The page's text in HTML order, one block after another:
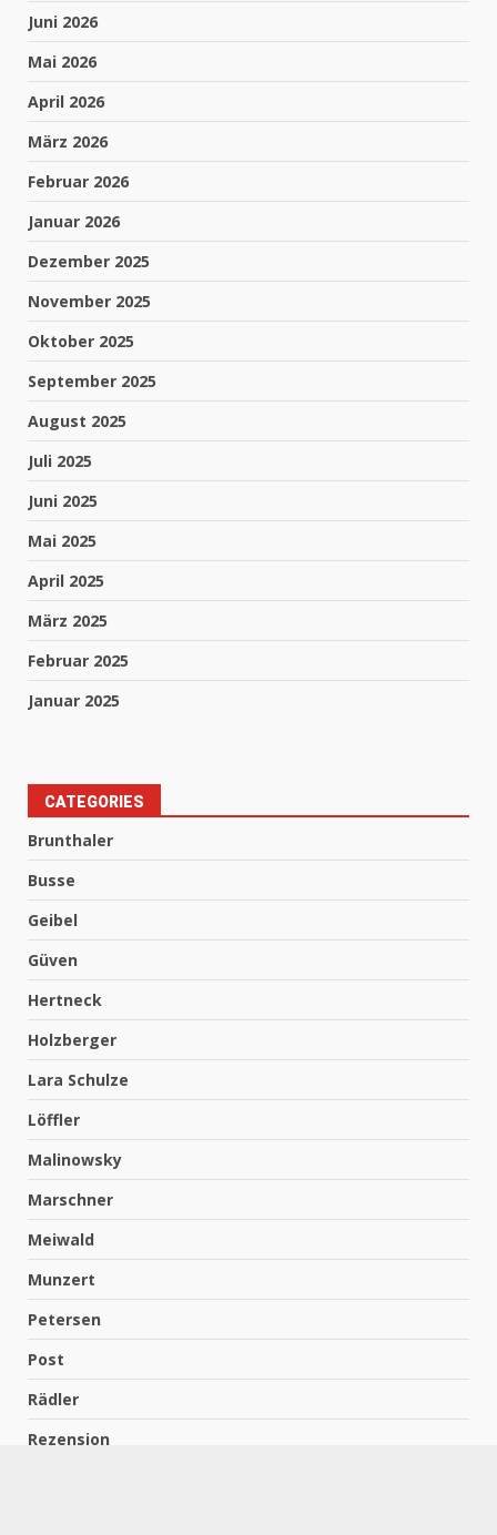
Juni 2026
Mai 2026
April 2026
März 2026
Februar 2026
Januar 2026
Dezember 2025
November 2025
Oktober 2025
September 2025
August 2025
Juli 2025
Juni 2025
Mai 2025
April 2025
März 2025
Februar 2025
Januar 2025
CATEGORIES
Brunthaler
Busse
Geibel
Güven
Hertneck
Holzberger
Lara Schulze
Löffler
Malinowsky
Marschner
Meiwald
Munzert
Petersen
Post
Rädler
Rezension